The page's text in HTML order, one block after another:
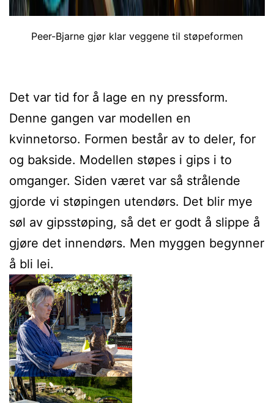
Peer-Bjarne gjør klar veggene til støpeformen
Det var tid for å lage en ny pressform.
Denne gangen var modellen en
kvinnetorso. Formen består av to deler, for
og bakside. Modellen støpes i gips i to
omganger. Siden været var så strålende
gjorde vi støpingen utendørs. Det blir mye
søl av gipsstøping, så det er godt å slippe å
gjøre det innendørs. Men myggen begynner
å bli lei.